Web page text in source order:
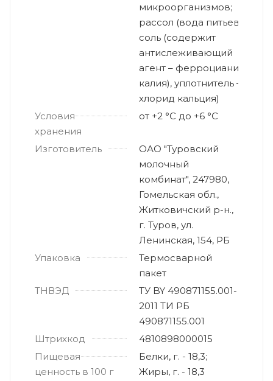
микроорганизмов;
рассол (вода питьевая,
соль (содержит
антислеживающий
агент – ферроцианид
калия), уплотнитель –
хлорид кальция)
Условия
хранения
от +2 °С до +6 °С
Изготовитель
ОАО "Туровский
молочный
комбинат", 247980,
Гомельская обл.,
Житковичский р-н.,
г. Туров, ул.
Ленинская, 154, РБ
Упаковка
Термосварной
пакет
ТНВЭД
ТУ BY 490871155.001-
2011 ТИ РБ
490871155.001
Штрихкод
4810898000015
Пищевая
ценность в 100 г
Белки, г. - 18,3;
Жиры, г. - 18,3